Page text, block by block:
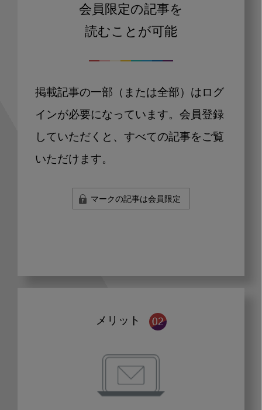
会員限定の記事を
読むことが可能
掲載記事の一部（または全部）はログ
インが必要になっています。会員登録
していただくと、すべての記事をご覧
いただけます。
マークの記事は会員限定
メリット